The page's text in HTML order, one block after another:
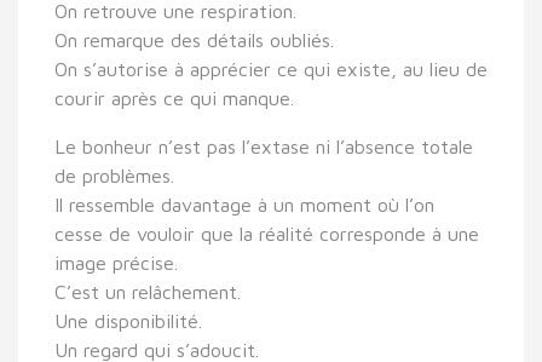
On retrouve une respiration.
On remarque des détails oubliés.
On s’autorise à apprécier ce qui existe, au lieu de
courir après ce qui manque.
Le bonheur n’est pas l’extase ni l’absence totale
de problèmes.
Il ressemble davantage à un moment où l’on
cesse de vouloir que la réalité corresponde à une
image précise.
C’est un relâchement.
Une disponibilité.
Un regard qui s’adoucit.